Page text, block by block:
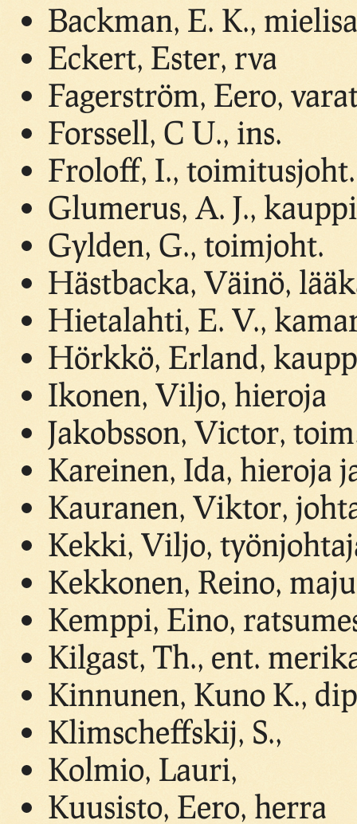
Backman, E. K.,
Eckert, Ester, rva
Fagerström, Eero,
Forssell, C U., ins.
Froloff, I., toimitusjoht.
Glumerus, A. J.,
Gylden, G., toimjoht.
Hästbacka, Väinö,
Hietalahti, E. V.,
Hörkkö, Erland,
Ikonen, Viljo, hieroja
Jakobsson, Victor,
Kareinen, Ida, hieroja
Kauranen, Viktor,
Kekki, Viljo,
Kekkonen, Reino,
Kemppi, Eino,
Kilgast, Th., ent.
Kinnunen, Kuno K.,
Klimscheffskij, S.,
Kolmio, Lauri,
Kuusisto, Eero, herra